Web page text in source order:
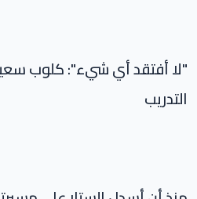
"لا أفتقد أي شيء": كلوب
التدريب